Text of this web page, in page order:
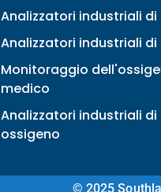
Analizzatori industriali di
Analizzatori industriali di
Monitoraggio
medico
Analizzatori industriali di
ossigeno
© 2025